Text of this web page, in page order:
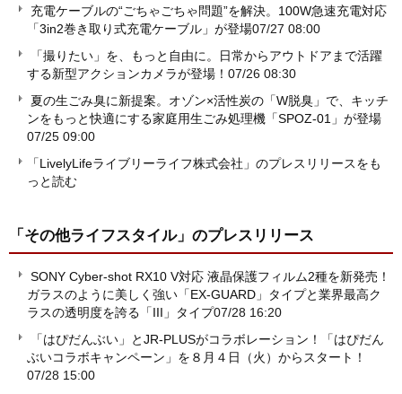
充電ケーブルの“ごちゃごちゃ問題”を解決。100W急速充電対応
「3in2巻き取り式充電ケーブル」が登場07/27 08:00
「撮りたい」を、もっと自由に。日常からアウトドアまで活躍
する新型アクションカメラが登場！ 07/26 08:30
夏の生ごみ臭に新提案。オゾン×活性炭の「W脱臭」で、キッチ
ンをもっと快適にする家庭用生ごみ処理機「SPOZ-01」が登場
07/25 09:00
「LivelyLifeライブリーライフ株式会社」のプレスリリースをも
っと読む
「その他ライフスタイル」 のプレスリリース
SONY Cyber-shot RX10 V対応 液晶保護フィルム2種を新発売！
ガラスのように美しく強い「EX-GUARD」タイプと業界最高ク
ラスの透明度を誇る「III」タイプ07/28 16:20
「はぴだんぶい」とJR-PLUSがコラボレーション！「はぴだん
ぶいコラボキャンペーン」を８月４日（火）からスタート！
07/28 15:00